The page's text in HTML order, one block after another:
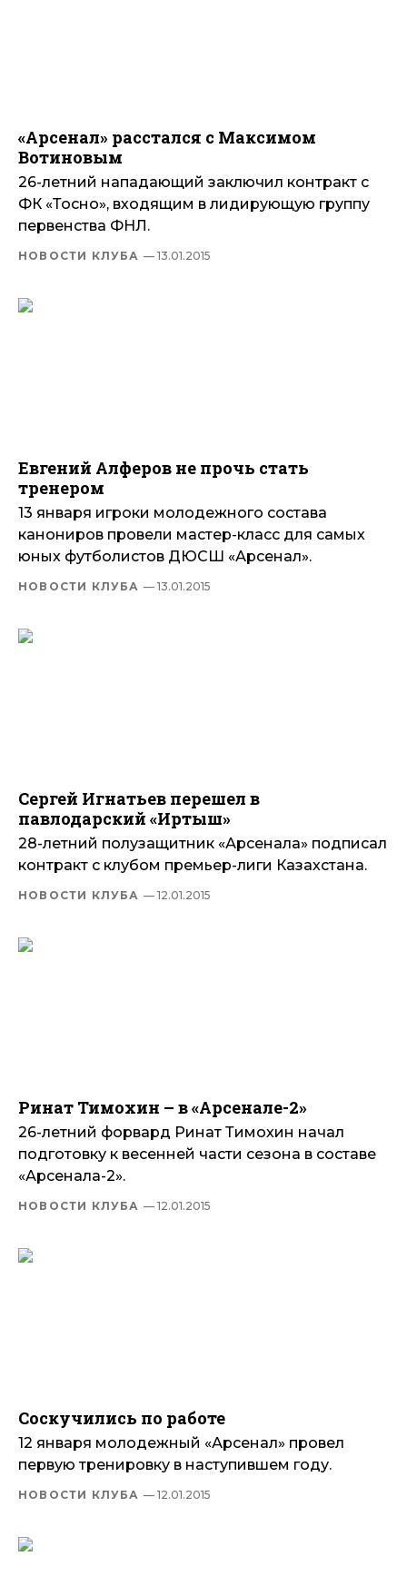
«Арсенал» расстался с Максимом
Вотиновым
26-летний нападающий заключил контракт с
ФК «Тосно», входящим в лидирующую группу
первенства ФНЛ.
НОВОСТИ КЛУБА — 13.01.2015
Евгений Алферов не прочь стать
тренером
13 января игроки молодежного состава
канониров провели мастер-класс для самых
юных футболистов ДЮСШ «Арсенал».
НОВОСТИ КЛУБА — 13.01.2015
Сергей Игнатьев перешел в
павлодарский «Иртыш»
28-летний полузащитник «Арсенала» подписал
контракт с клубом премьер-лиги Казахстана.
НОВОСТИ КЛУБА — 12.01.2015
Ринат Тимохин – в «Арсенале-2»
26-летний форвард Ринат Тимохин начал
подготовку к весенней части сезона в составе
«Арсенала-2».
НОВОСТИ КЛУБА — 12.01.2015
Соскучились по работе
12 января молодежный «Арсенал» провел
первую тренировку в наступившем году.
НОВОСТИ КЛУБА — 12.01.2015